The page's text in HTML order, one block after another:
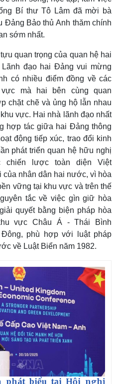
Thị trường
Giá vàng
Tỷ giá
Chứng khoán
Giá cà phê
Bí thư Tô Lâm đã mời bà
Đảng Bảo thủ Anh thăm chính
sớm nhất.
quan trọng của quan hệ hai
đạo hai Đảng vui mừng
có nhiều điểm đồng về các
mà hai bên cùng quan
chặt chẽ và ủng hộ lẫn nhau
vực. Hai nhà lãnh đạo nhất
hợp tác giữa hai Đảng thông
động tiếp xúc, trao đổi kinh
phát triển quan hệ hữu nghị
chiến lược toàn diện Việt
của nhân dân hai nước, vì hòa
vững tại khu vực và trên thế
tắc về việc gìn giữ hòa
quyết bằng biện pháp hòa
vực Châu Á - Thái Bình
phù hợp với luật pháp
về Luật Biển năm 1982.
phát biểu tại Hội nghị